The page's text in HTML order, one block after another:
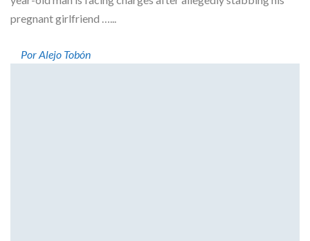
pregnant girlfriend …...
Por Alejo Tobón